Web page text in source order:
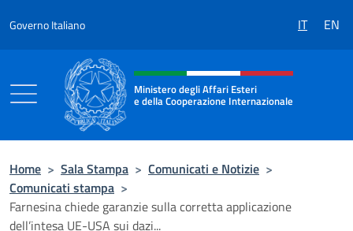
Governo Italiano IT EN
Intestazione sito, social e menù
Ministero degli Affari Esteri
e della Cooperazione Internazionale
Home > Sala Stampa > Comunicati e Notizie >
Comunicati stampa >
Farnesina chiede garanzie sulla corretta applicazione
dell’intesa UE-USA sui dazi...